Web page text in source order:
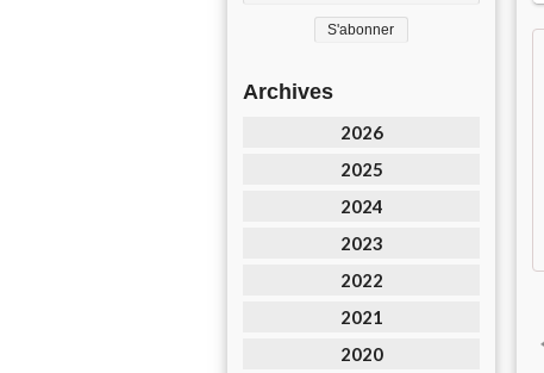
Archives
2026
2025
2024
2023
2022
2021
2020